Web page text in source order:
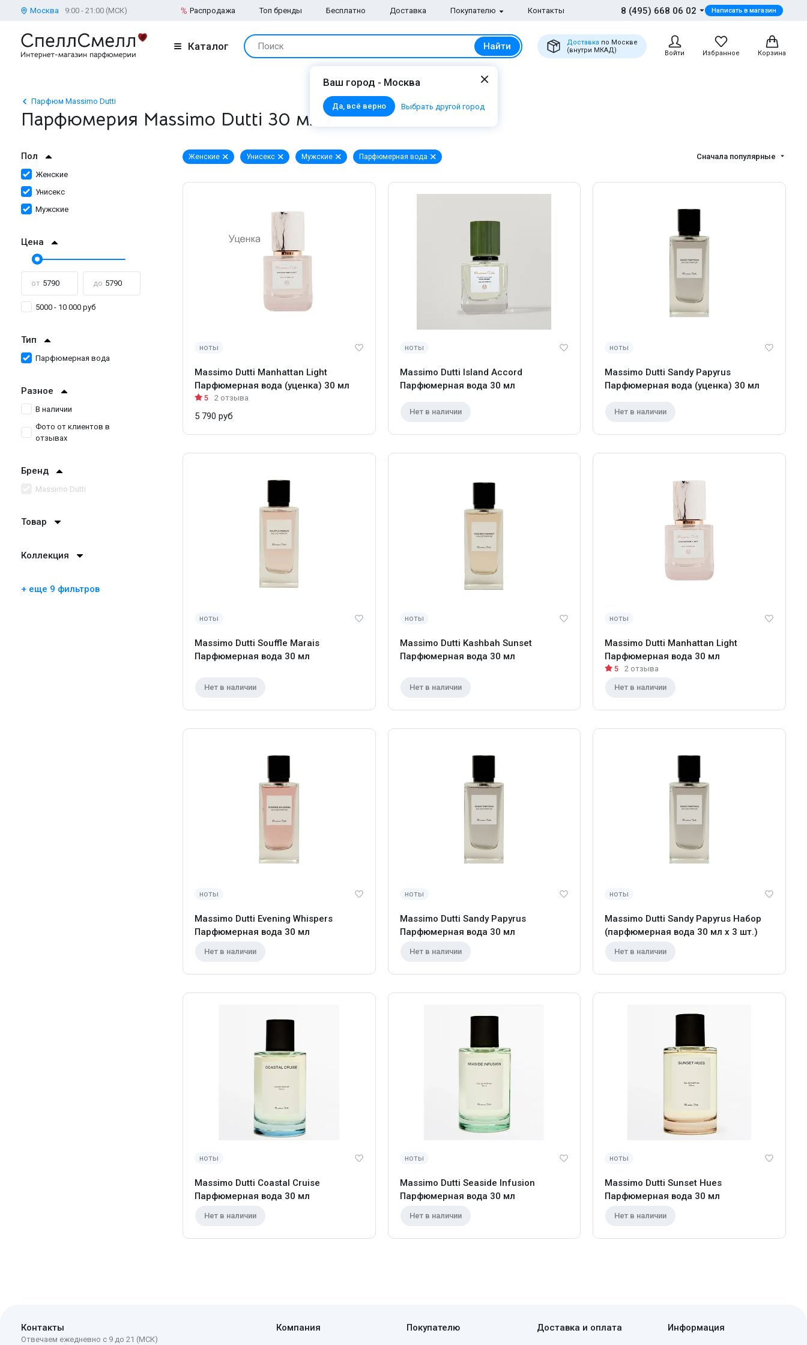
Москва 9:00 - 21:00 (МСК) Распродажа Топ бренды Бесплатно Доставка Покупателю Контакты 8 (495) 668 06 02 Написать в магазин
Каталог Поиск Найти Доставка по Москве
(внутри МКАД)
Войти Избранное Корзина
Ваш город - Москва
Да, всё верно Выбрать другой город
Парфюм Massimo Dutti
Парфюмерия Massimo Dutti 30 мл
Пол
Женские
Унисекс
Мужские
Цена
от до
5000 - 10 000 руб
Тип
Парфюмерная вода
Разное
В наличии
Фото от клиентов в
отзывах
Бренд
Massimo Dutti
Товар
Коллекция
+ еще 9 фильтров
Женские Унисекс Мужские Парфюмерная вода Сначала популярные
ноты
Massimo Dutti Manhattan Light
Парфюмерная вода (уценка) 30 мл
5 2 отзыва
5 790 руб Нет в наличии
ноты
Massimo Dutti Island Accord
Парфюмерная вода 30 мл
Нет в наличии
ноты
Massimo Dutti Sandy Papyrus
Парфюмерная вода (уценка) 30 мл
Нет в наличии
ноты
Massimo Dutti Souffle Marais
Парфюмерная вода 30 мл
Нет в наличии
ноты
Massimo Dutti Kashbah Sunset
Парфюмерная вода 30 мл
Нет в наличии
ноты
Massimo Dutti Manhattan Light
Парфюмерная вода 30 мл
5 2 отзыва
Нет в наличии
ноты
Massimo Dutti Evening Whispers
Парфюмерная вода 30 мл
Нет в наличии
ноты
Massimo Dutti Sandy Papyrus
Парфюмерная вода 30 мл
Нет в наличии
ноты
Massimo Dutti Sandy Papyrus Набор
(парфюмерная вода 30 мл x 3 шт.)
Нет в наличии
ноты
Massimo Dutti Coastal Cruise
Парфюмерная вода 30 мл
Нет в наличии
ноты
Massimo Dutti Seaside Infusion
Парфюмерная вода 30 мл
Нет в наличии
ноты
Massimo Dutti Sunset Hues
Парфюмерная вода 30 мл
Контакты
Отвечаем ежедневно с 9 до 21 (МСК)
Компания Покупателю Доставка и оплата Информация